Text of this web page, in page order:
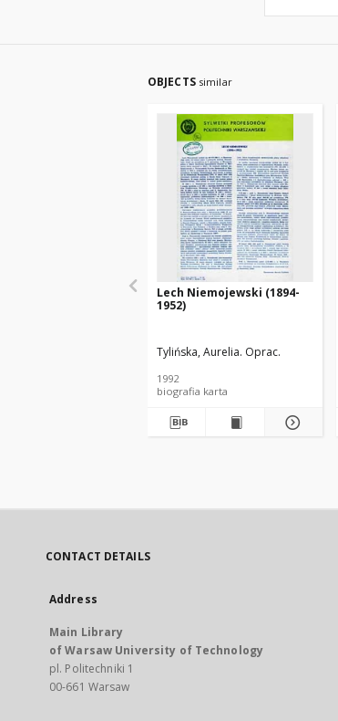
OBJECTS similar
Lech Niemojewski (1894-
1952)
Tylińska, Aurelia. Oprac.
1992
biografia karta
CONTACT DETAILS
Address
Main Library
of Warsaw University of Technology
pl. Politechniki 1
00-661 Warsaw